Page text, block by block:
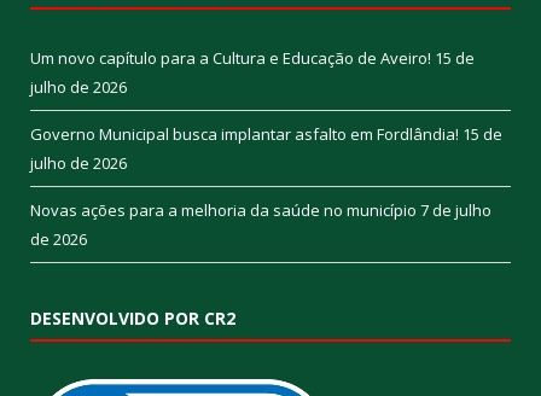
Um novo capítulo para a Cultura e Educação de Aveiro! 15 de
julho de 2026
Governo Municipal busca implantar asfalto em Fordlândia! 15 de
julho de 2026
Novas ações para a melhoria da saúde no município 7 de julho
de 2026
DESENVOLVIDO POR CR2